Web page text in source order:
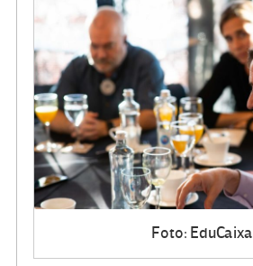
Foto: EduCaixa